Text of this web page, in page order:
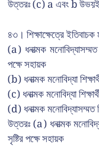
উত্তরঃ (c) a এবং b
৪৩। শিক্ষাক্ষেত্রে
(a) ধনাত্মক মনোবিদ্যাসম্মত
পক্ষে সহায়ক
(b) ধনাত্মক মনোবিদ্যা
(c) ধনাত্মক মনোবিদ্যা
(d) ধনাত্মক মনোবিদ্যাসম্মত
উত্তরঃ (a) ধনাত্মক
সৃষ্টির পক্ষে সহায়ক